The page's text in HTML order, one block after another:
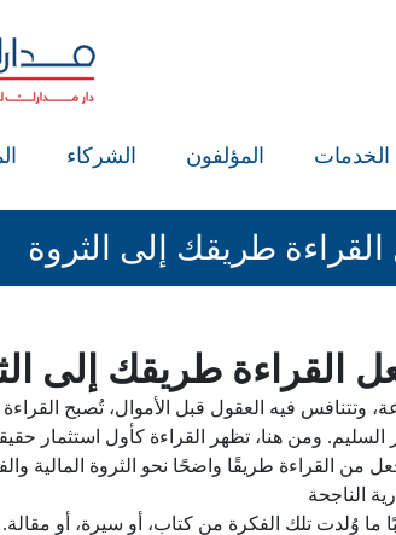
الخدمات المؤلفون الشركاء
طريقك إلى الثروة
القراءة طريقك إلى
وتتنافس فيه العقول قبل الأموال، تُصبح
السليم. ومن هنا، تظهر القراءة كأول استثمار
من القراءة طريقًا واضحًا نحو الثروة المالية
ما وُلدت تلك الفكرة من كتاب، أو سيرة، أو مقالة.